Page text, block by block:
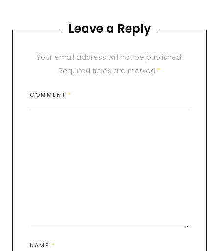
Leave a Reply
Your email address will not be published.
Required fields are marked *
COMMENT *
NAME *